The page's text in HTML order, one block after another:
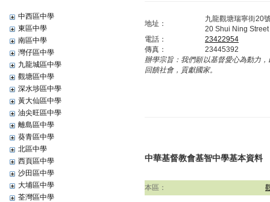
中西區中學
東區中學
南區中學
灣仔區中學
九龍城區中學
觀塘區中學
深水埗區中學
黃大仙區中學
油尖旺區中學
離島區中學
葵青區中學
北區中學
西頁區中學
沙田區中學
大埔區中學
荃灣區中學
地址：
九龍觀塘瑞寧街20
20 Shui Ning
電話：
23422954
傳真：
23445392
辦學宗旨： 我們願以基督愛心為動力
回饋社會，貢獻國家。
中華基督教會基智中學基本資料
本區：